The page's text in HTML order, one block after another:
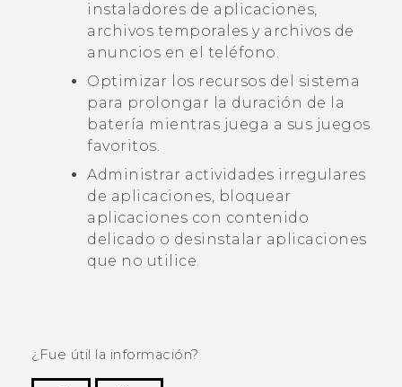
instaladores de aplicaciones,
archivos temporales y archivos de
anuncios en el teléfono.
Optimizar los recursos del sistema
para prolongar la duración de la
batería mientras juega a sus juegos
favoritos.
Administrar actividades irregulares
de aplicaciones, bloquear
aplicaciones con contenido
delicado o desinstalar aplicaciones
que no utilice.
¿Fue útil la información?